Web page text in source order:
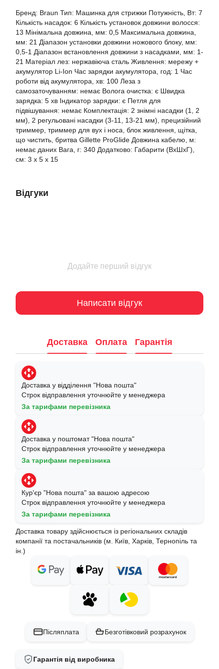
Бренд: Braun Тип: Машинка для стрижки Потужність, Вт: 7
Кількість насадок: 6 Кількість установок довжини волосся:
13 Мінімальна довжина, мм: 0,5 Максимальна довжина,
мм: 21 Діапазон установки довжини ножового блоку, мм:
0,5-1 Діапазон встановлення довжини з насадками, мм: 1-
21 Матеріал лез: нержавіюча сталь Живлення: мережу +
акумулятор Li-Ion Час зарядки акумулятора, год: 1 Час
роботи від акумулятора, хв: 100 Леза з
самозаточуванням: немає Волога очистка: є Швидка
зарядка: 5 хв Індикатор зарядки: є Петля для
підвішування: немає Комплектація: 2 знімні насадки (1, 2
мм), 2 регульовані насадки (3-11, 13-21 мм), прецизійний
триммер, триммер для вух і носа, блок живлення, щітка,
що чистить, бритва Gillette ProGlide Довжина кабелю, м:
немає даних Вага, г: 340 Додатково: Габарити (ВхШхГ),
см: 3 х 5 х 15
Відгуки
Додайте перший відгук
Написати відгук
Доставка Оплата Гарантія
Доставка у відділення "Нова пошта"
Строк відправлення уточнюйте у менеджера
За тарифами перевізника
Доставка у поштомат "Нова пошта"
Строк відправлення уточнюйте у менеджера
За тарифами перевізника
Кур'єр "Нова пошта" за вашою адресою
Строк відправлення уточнюйте у менеджера
За тарифами перевізника
Доставка товару здійснюється із регіональних складів
компанії та постачальників (м. Київ, Харків, Тернопіль та
ін.)
Післяплата Безготівковий розрахунок
Гарантія від виробника